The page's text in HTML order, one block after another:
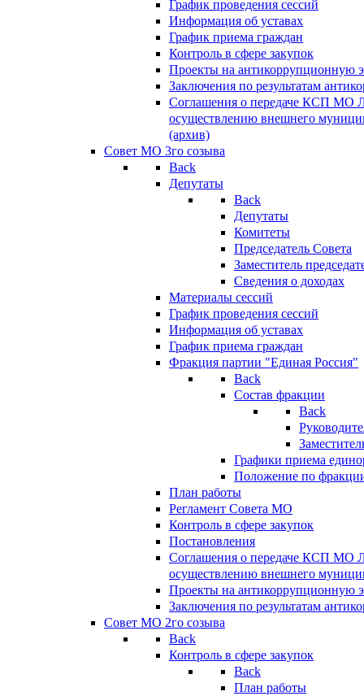
График проведения сессий
Информация об уставах
График приема граждан
Контроль в сфере закупок
Проекты на антикоррупционную
Заключения по результатам
Соглашения о передаче КСП МО
осуществлению внешнего
(архив)
Совет МО 3го созыва
Back
Депутаты
Back
Депутаты
Комитеты
Председатель Совета
Заместитель
Сведения о доходах
Материалы сессий
График проведения сессий
Информация об уставах
График приема граждан
Фракция партии "Единая Россия"
Back
Состав фракции
Back
Графики приема
Положение по
План работы
Регламент Совета МО
Контроль в сфере закупок
Постановления
Соглашения о передаче КСП МО
осуществлению внешнего
Проекты на антикоррупционную
Заключения по результатам
Совет МО 2го созыва
Back
Контроль в сфере закупок
Back
План работы